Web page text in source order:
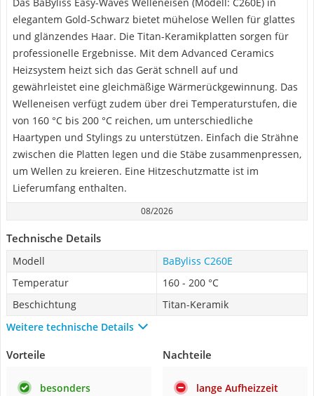
elegantem Gold-Schwarz bietet mühelose Wellen für glattes
und glänzendes Haar. Die Titan-Keramikplatten sorgen für
professionelle Ergebnisse. Mit dem Advanced Ceramics
Heizsystem heizt sich das Gerät schnell auf und
gewährleistet eine gleichmäßige Wärmerückgewinnung. Das
Welleneisen verfügt zudem über drei Temperaturstufen, die
von 160 °C bis 200 °C reichen, um unterschiedliche
Haartypen und Stylings zu unterstützen. Einfach die Strähne
zwischen die Platten legen und die Stäbe zusammenpressen,
um Wellen zu kreieren. Eine Hitzeschutzmatte ist im
Lieferumfang enthalten.
08/2026
Technische Details
Modell
BaByliss C260E
Temperatur
160 - 200 °C
Beschichtung
Titan-Keramik
Weitere technische Details
Vorteile
besonders
Nachteile
lange Aufheizzeit